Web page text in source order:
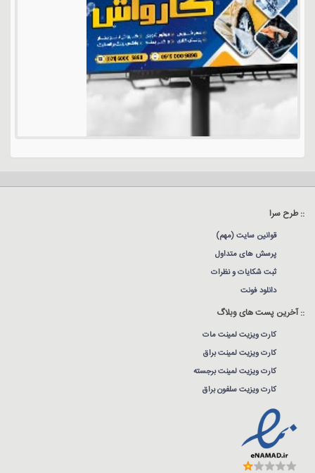
:: طرح سرا
قوانین سایت (مهم)
پرسش های متداول
ثبت شکایات و نظرات
دانلود فونت
:: آخرین پست های وبلاگ
کارت ویزیت لمینت مات
کارت ویزیت لمینت براق
کارت ویزیت لمینت برجسته
کارت ویزیت سلفون براق